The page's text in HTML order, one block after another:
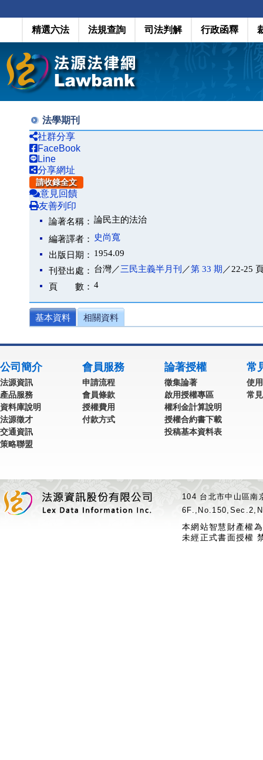
精選六法 法規查詢 司法判解 行政函釋
法學期刊
社群分享
FaceBook
Line
分享網址
請收錄全文
意見回饋
友善列印
論著名稱： 論民主的法治
編著譯者：
史尚寬
出版日期： 1954.09
刊登出處： 台灣／三民主義半月刊 ／第 33 期 ／22-25
頁 數： 4
基本資料 相關資料
公司簡介
法源資訊
產品服務
資料庫說明
法源徵才
交通資訊
策略聯盟
會員服務
申請流程
會員條款
授權費用
付款方式
論著授權
徵集論著
啟用授權專區
權利金計算說明
授權合約書下載
投稿基本資料表
常
使
常
104 台北市中山區
本網站智慧財產權
未經正式書面授權